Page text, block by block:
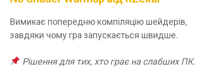
Вимикає попередню компіляцію шейдерів,
завдяки чому гра запускається швидше.
Рішення для тих, хто грає на слабших ПК.